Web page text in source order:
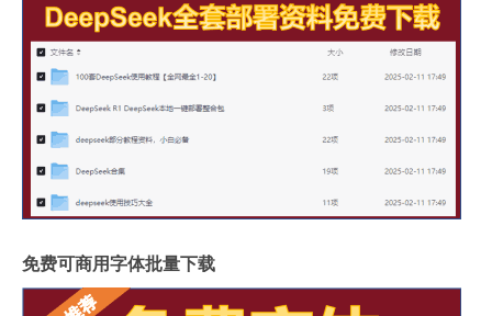
免费可商用字体批量下载